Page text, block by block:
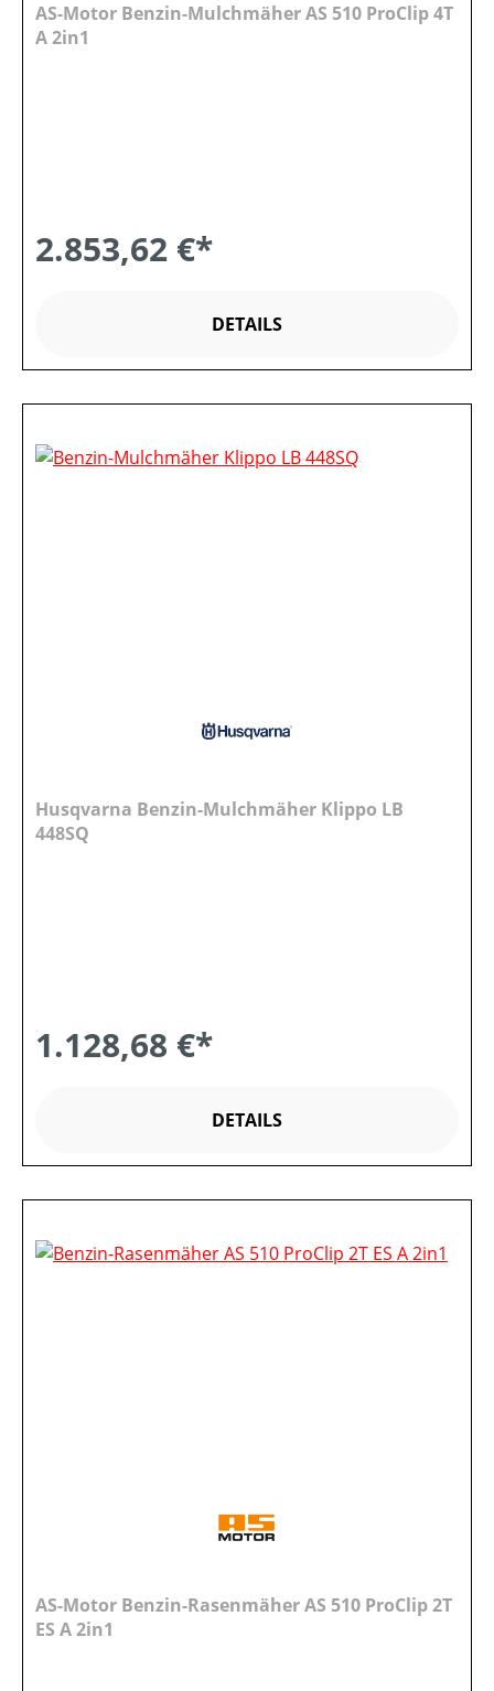
AS-Motor Benzin-Mulchmäher AS 510 ProClip 4T
A 2in1
2.853,62 €*
DETAILS
Husqvarna Benzin-Mulchmäher Klippo LB
448SQ
1.128,68 €*
DETAILS
AS-Motor Benzin-Rasenmäher AS 510 ProClip 2T
ES A 2in1